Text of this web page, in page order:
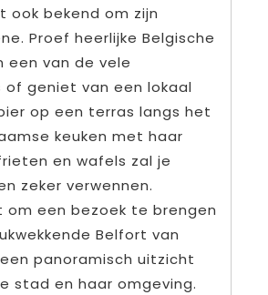
ook bekend om zijn
Proef heerlijke Belgische
een van de vele
geniet van een lokaal
op een terras langs het
keuken met haar
en wafels zal je
zeker verwennen.
om een bezoek te brengen
Belfort van
panoramisch uitzicht
stad en haar omgeving.